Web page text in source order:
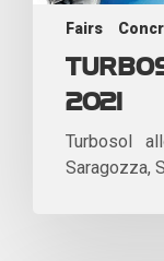
Fairs
2021
Turbosol
Saragozza,